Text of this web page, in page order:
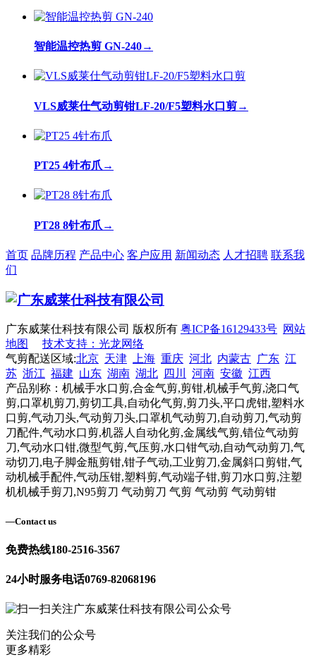
智能温控热剪 GN-240→
VLS威莱仕气动剪钳LF-20/F5塑料水口剪→
PT25 4针布爪 →
PT28 8针布爪 →
首页 品牌历程 产品中心 客户应用 新闻动态 人才招聘 联系我
们
广东威莱仕科技有限公司 版权所有 粤ICP备16129433号 网站
地图
技术支持：光龙网络
气剪配送区域:北京 天津 上海 重庆 河北 内蒙古 广东 江
苏 浙江 福建 山东 湖南 湖北 四川 河南 安徽 江西
产品别称：机械手水口剪,合金气剪,剪钳,机械手气剪,浇口气
剪,口罩机剪刀,剪切工具,自动化气剪,剪刀头,平口虎钳,塑料水
口剪,气动刀头,气动剪刀头,口罩机气动剪刀,自动剪刀,气动剪
刀配件,气动水口剪,机器人自动化剪,金属线气剪,错位气动剪
刀,气动水口钳,微型气剪,气压剪,水口钳气动,自动气动剪刀,气
动切刀,电子脚金瓶剪钳,钳子气动,工业剪刀,金属斜口剪钳,气
动机械手配件,气动压钳,塑料剪,气动端子钳,剪刀水口剪,注塑
机机械手剪刀,N95剪刀 气动剪刀 气剪 气动剪 气动剪钳
—Contact us
免费热线180-2516-3567
24小时服务电话0769-82068196
关注我们的公众号
更多精彩